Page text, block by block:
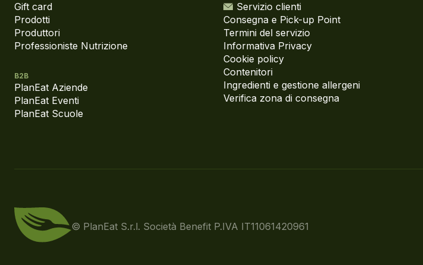
Gift card
Prodotti
Produttori
Professioniste Nutrizione
B2B
PlanEat Aziende
PlanEat Eventi
PlanEat Scuole
Servizio clienti
Consegna e Pick-up Point
Termini del servizio
Informativa Privacy
Cookie policy
Contenitori
Ingredienti e gestione allergeni
Verifica zona di consegna
© PlanEat S.r.l. Società Benefit P.IVA IT11061420961